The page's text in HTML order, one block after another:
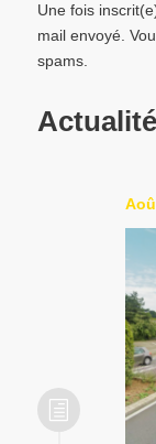
Une fois
mail envoyé.
spams.
h